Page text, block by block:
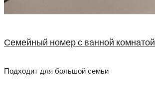
Семейный номер с ванной комнатой
Подходит для большой семьи